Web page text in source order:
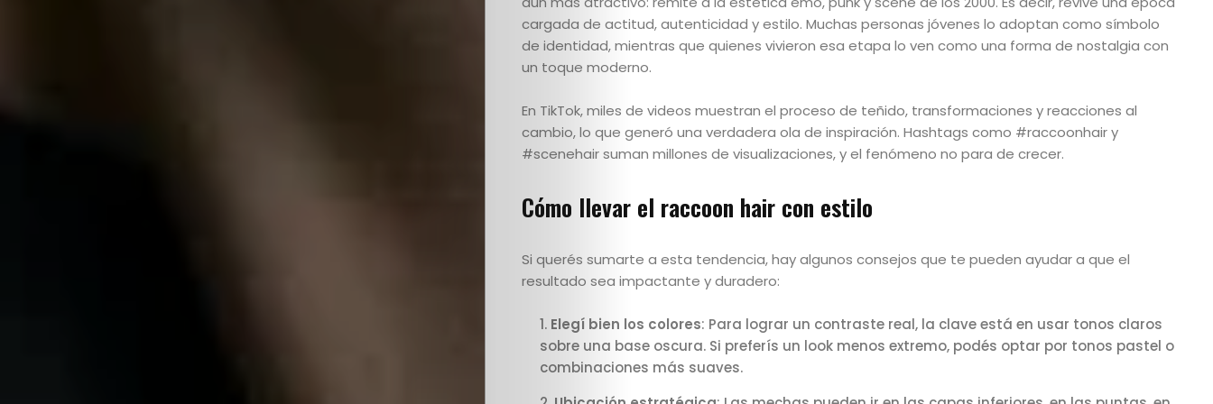
Escuela
Creativos
destacados
cargada de actitud, autenticidad y estilo. Muchas personas jóvenes lo adoptan como símbolo
de identidad, mientras que quienes vivieron esa etapa lo ven como una forma de nostalgia con
un toque moderno.
En TikTok, miles de videos muestran el proceso de teñido, transformaciones y reacciones al
cambio, lo que generó una verdadera ola de inspiración. Hashtags como #raccoonhair y
#scenehair suman millones de visualizaciones, y el fenómeno no para de crecer.
Cómo llevar el raccoon hair con estilo
Si querés sumarte a esta tendencia, hay algunos consejos que te pueden ayudar a que el
resultado sea impactante y duradero:
Elegí bien los colores: Para lograr un contraste real, la clave está en usar tonos claros
sobre una base oscura. Si preferís un look menos extremo, podés optar por tonos pastel o
combinaciones más suaves.